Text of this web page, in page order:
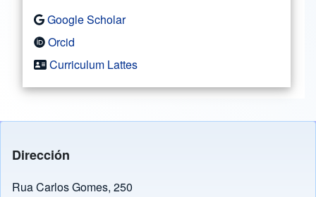
Google Scholar
Orcid
Curriculum Lattes
Dirección
Rua Carlos Gomes, 250